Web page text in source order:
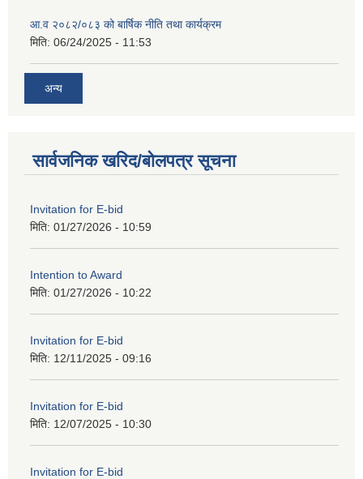
आ.व २०८२/०८३ को बार्षिक नीति तथा कार्यक्रम
मिति: 06/24/2025 - 11:53
अन्य
सार्वजनिक खरिद/बोलपत्र सूचना
Invitation for E-bid
मिति: 01/27/2026 - 10:59
Intention to Award
मिति: 01/27/2026 - 10:22
Invitation for E-bid
मिति: 12/11/2025 - 09:16
Invitation for E-bid
मिति: 12/07/2025 - 10:30
Invitation for E-bid